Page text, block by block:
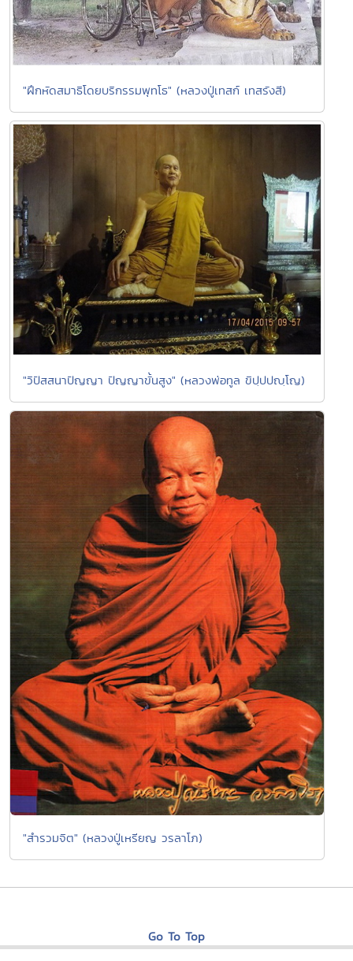
"ฝึกหัดสมาธิโดยบริกรรมพุทโธ" (หลวงปู่เทสก์ เทสรังสี)
"วิปัสสนาปัญญา ปัญญาขั้นสูง" (หลวงพ่อทูล ขิปฺปปญฺโญ)
"สำรวมจิต" (หลวงปู่เหรียญ วรลาโภ)
Go To Top